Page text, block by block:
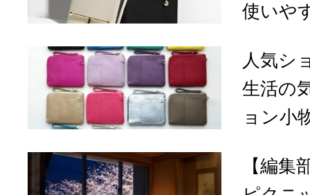
使いや
人気シ
生活の
ョン小
【編集